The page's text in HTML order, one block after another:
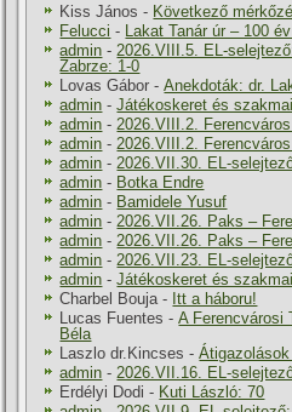
Kiss János - Következő
Felucci - Lakat Tanár úr – 100
admin - 2026.VIII.5. EL-
Zabrze: 1-0
Lovas Gábor -Anekdoták: dr.
admin -Játékoskeret és
admin - 2026.VIII.2.
admin - 2026.VIII.2.
admin - 2026.VII.30. EL-
admin - Botka Endre
admin - Bamidele Yusuf
admin - 2026.VII.26. Paks –
admin - 2026.VII.26. Paks –
admin - 2026.VII.23. EL-
admin -Játékoskeret és
Charbel Bouja - Itt a háboru!
Lucas Fuentes -A Ferencvárosi
Béla
Laszlo dr.Kincses -
admin - 2026.VII.16. EL-
Erdélyi Dodi - Kuti László: 70